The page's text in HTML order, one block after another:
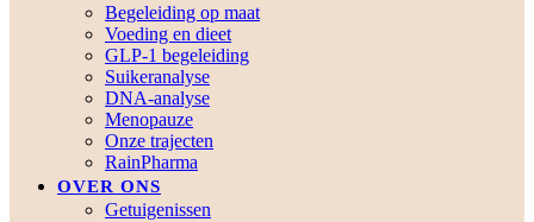
Begeleiding op maat
Voeding en dieet
GLP-1 begeleiding
Suikeranalyse
DNA-analyse
Menopauze
Onze trajecten
RainPharma
OVER ONS
Getuigenissen